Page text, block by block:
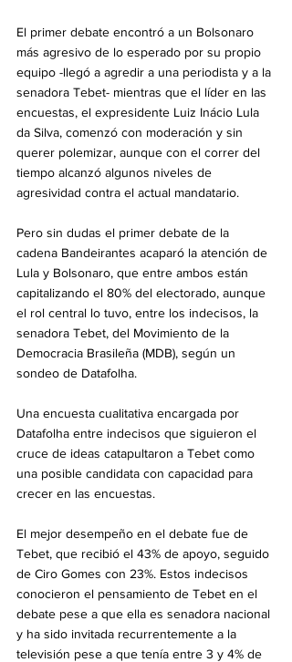
El primer debate encontró a un Bolsonaro
más agresivo de lo esperado por su propio
equipo -llegó a agredir a una periodista y a la
senadora Tebet- mientras que el líder en las
encuestas, el expresidente Luiz Inácio Lula
da Silva, comenzó con moderación y sin
querer polemizar, aunque con el correr del
tiempo alcanzó algunos niveles de
agresividad contra el actual mandatario.
Pero sin dudas el primer debate de la
cadena Bandeirantes acaparó la atención de
Lula y Bolsonaro, que entre ambos están
capitalizando el 80% del electorado, aunque
el rol central lo tuvo, entre los indecisos, la
senadora Tebet, del Movimiento de la
Democracia Brasileña (MDB), según un
sondeo de Datafolha.
Una encuesta cualitativa encargada por
Datafolha entre indecisos que siguieron el
cruce de ideas catapultaron a Tebet como
una posible candidata con capacidad para
crecer en las encuestas.
El mejor desempeño en el debate fue de
Tebet, que recibió el 43% de apoyo, seguido
de Ciro Gomes con 23%. Estos indecisos
conocieron el pensamiento de Tebet en el
debate pese a que ella es senadora nacional
y ha sido invitada recurrentemente a la
televisión pese a que tenía entre 3 y 4% de